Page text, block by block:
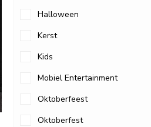
Halloween
Kerst
Kids
Mobiel Entertainment
Oktoberfeest
Oktoberfest